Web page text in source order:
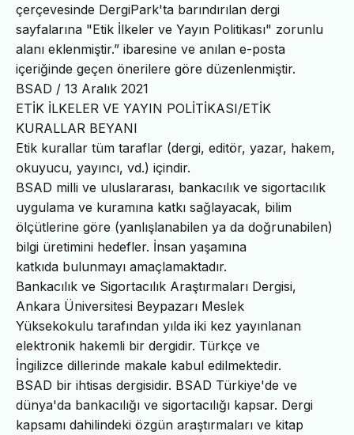
çerçevesinde DergiPark'ta barındırılan dergi
sayfalarına "Etik İlkeler ve Yayın Politikası" zorunlu
alanı eklenmiştir.” ibaresine ve anılan e-posta
içeriğinde geçen önerilere göre düzenlenmiştir.
BSAD / 13 Aralık 2021
ETİK İLKELER VE YAYIN POLİTİKASI/ETİK
KURALLAR BEYANI
Etik kurallar tüm taraflar (dergi, editör, yazar, hakem,
okuyucu, yayıncı, vd.) içindir.
BSAD milli ve uluslararası, bankacılık ve sigortacılık
uygulama ve kuramına katkı sağlayacak, bilim
ölçütlerine göre (yanlışlanabilen ya da doğrunabilen)
bilgi üretimini hedefler. İnsan yaşamına
katkıda bulunmayı amaçlamaktadır.
Bankacılık ve Sigortacılık Araştırmaları Dergisi,
Ankara Üniversitesi Beypazarı Meslek
Yüksekokulu tarafından yılda iki kez yayınlanan
elektronik hakemli bir dergidir. Türkçe ve
İngilizce dillerinde makale kabul edilmektedir.
BSAD bir ihtisas dergisidir. BSAD Türkiye'de ve
dünya'da bankacılığı ve sigortacılığı kapsar. Dergi
kapsamı dahilindeki özgün araştırmaları ve kitap